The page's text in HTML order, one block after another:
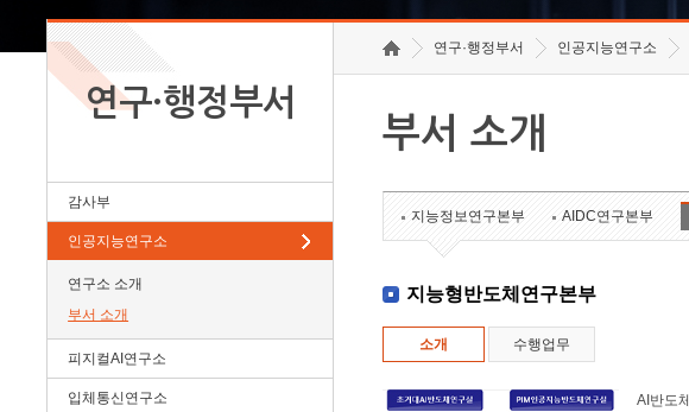
연구·행정부서
감사부
인공지능연구소
연구소 소개
부서 소개
피지컬AI연구소
입체통신연구소
연구·행정부서 인공지능연구소
부서 소개
지능정보연구본부 AIDC연구본부
지능형반도체연구본부
소개 수행업무
AI반도